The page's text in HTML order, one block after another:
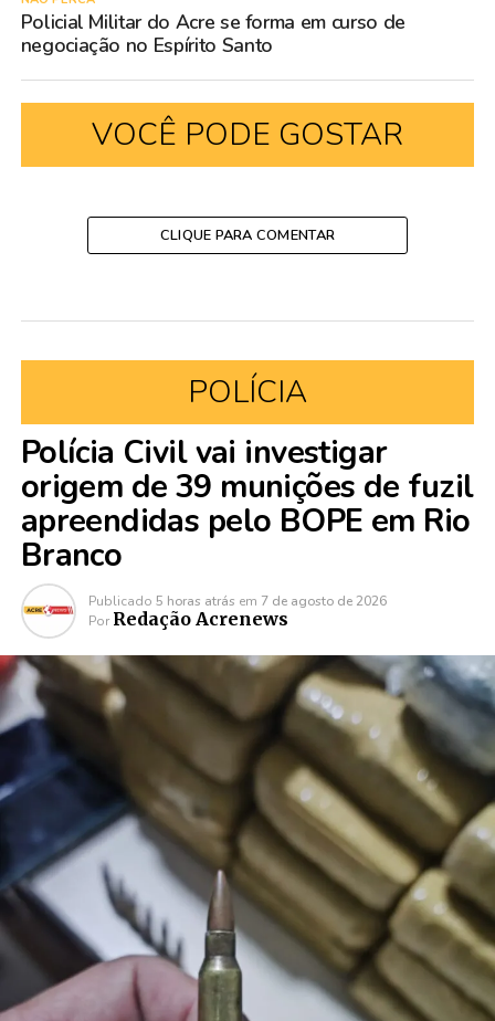
Policial Militar do Acre se forma em curso de
negociação no Espírito Santo
VOCÊ PODE GOSTAR
CLIQUE PARA COMENTAR
POLÍCIA
Polícia Civil vai investigar
origem de 39 munições de fuzil
apreendidas pelo BOPE em Rio
Branco
Publicado 5 horas atrás em 7 de agosto de 2026
Por Redação Acrenews